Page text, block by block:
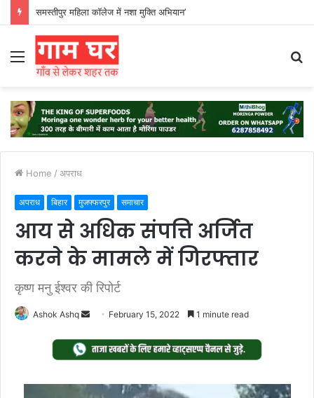
हड़ताली सफाईकर्मियों ने नगर निगम का घेराव किया’
Menu
Home / अपराध
अपराध बिहार मुजफ्फरपुर समाचार
आय से अधिक संपत्ति अर्जित
करने के मामले में गिरफ्तार
कृष्ण मनु ईश्वर की रिपोर्ट
Ashok Ashq
Send
email
February 15, 2022 1 minute read